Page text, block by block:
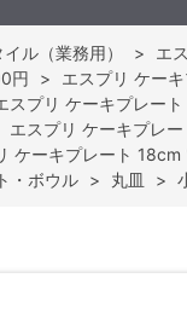
ル（業務用） > エ
円 >
エスプリ ケー
スプリ ケーキプレー
エスプリ ケーキプレ
ケーキプレート
・ボウル > 丸皿 >